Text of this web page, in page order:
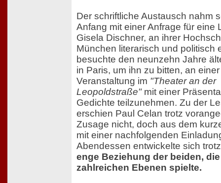
Der schriftliche Austausch nahm
Anfang mit einer Anfrage für eine
Gisela Dischner, an ihrer
München literarisch und politisch
besuchte den neunzehn Jahre
in Paris, um ihn zu bitten, an einer
Veranstaltung im "Theater an der
Leopoldstraße"mit einer
Gedichte teilzunehmen. Zu der
erschien Paul Celan trotz
Zusage nicht, doch aus dem
mit einer nachfolgenden
Abendessen entwickelte sich
enge Beziehung der beiden,
zahlreichen Ebenen spielte.